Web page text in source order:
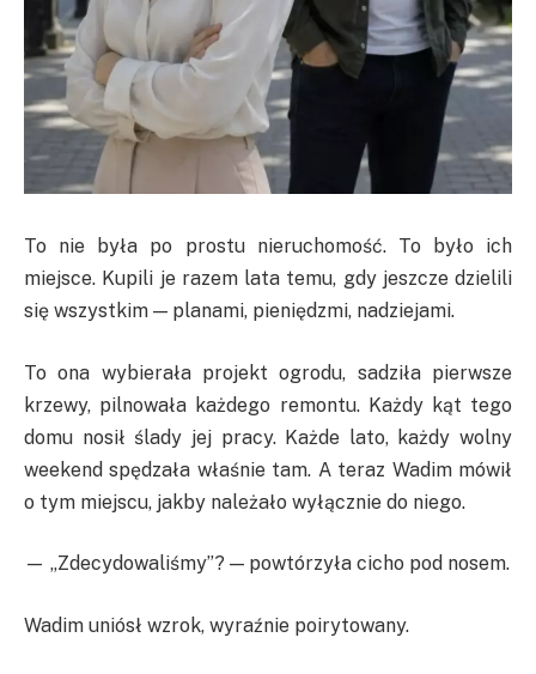
To nie była po prostu nieruchomość. To było ich
miejsce. Kupili je razem lata temu, gdy jeszcze dzielili
się wszystkim — planami, pieniędzmi, nadziejami.
To ona wybierała projekt ogrodu, sadziła pierwsze
krzewy, pilnowała każdego remontu. Każdy kąt tego
domu nosił ślady jej pracy. Każde lato, każdy wolny
weekend spędzała właśnie tam. A teraz Wadim mówił
o tym miejscu, jakby należało wyłącznie do niego.
— „Zdecydowaliśmy”? — powtórzyła cicho pod nosem.
Wadim uniósł wzrok, wyraźnie poirytowany.